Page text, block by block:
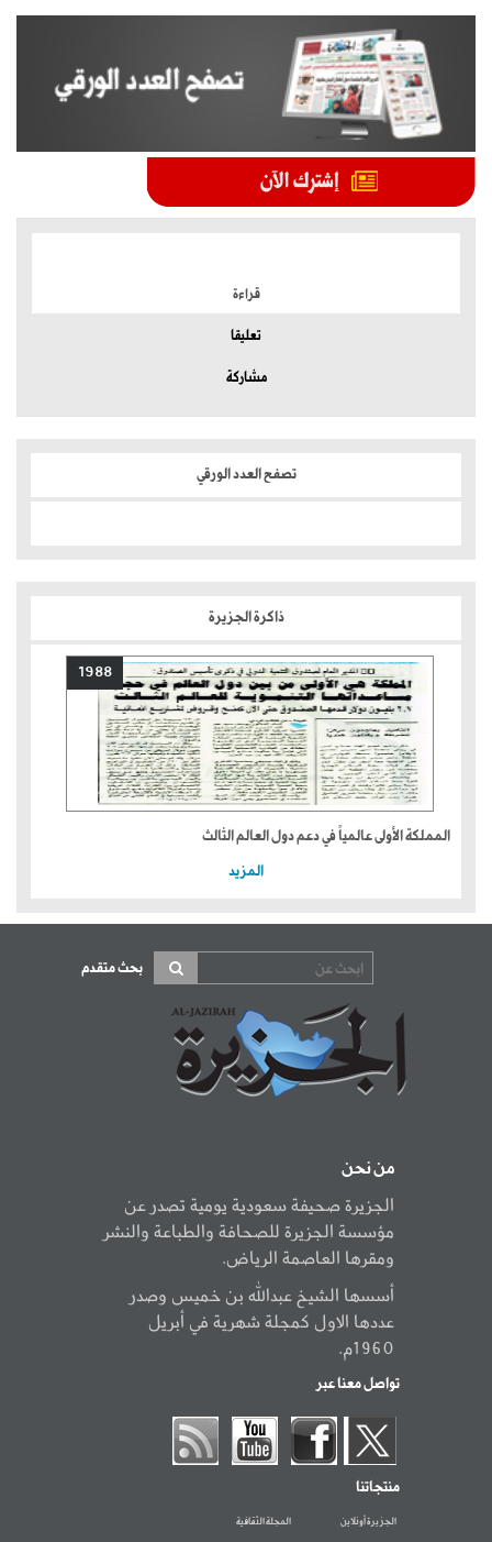
قراءة
تعليقا
مشاركة
تصفح العدد الورقي
ذاكرة الجزيرة
1988
المملكة الأولى عالمياً في دعم دول العالم الثالث
المزيد
بحث متقدم
من نحن
الجزيرة صحيفة سعودية يومية تصدر عن
مؤسسة الجزيرة للصحافة والطباعة والنشر
ومقرها العاصمة الرياض.
أسسها الشيخ عبدالله بن خميس وصدر
عددها الاول كمجلة شهرية في أبريل
1960م.
تواصل معنا عبر
منتجاتنا
الجزيرة أونلاين المجلة الثقافية